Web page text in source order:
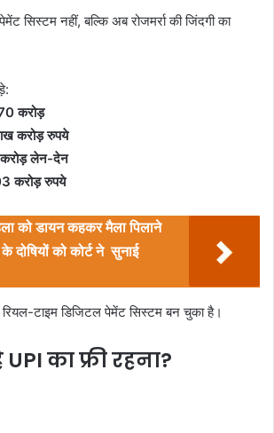
सिस्टम नहीं, बल्कि अब रोजमर्रा की जिंदगी का
करोड़
करोड़ रुपये
लेन-देन
करोड़ रुपये
को डायन कहकर मैला पिलाने
को कोर्ट ने सुनाई
रियल-टाइम डिजिटल पेमेंट सिस्टम बन चुका है।
का फ्री रहना?